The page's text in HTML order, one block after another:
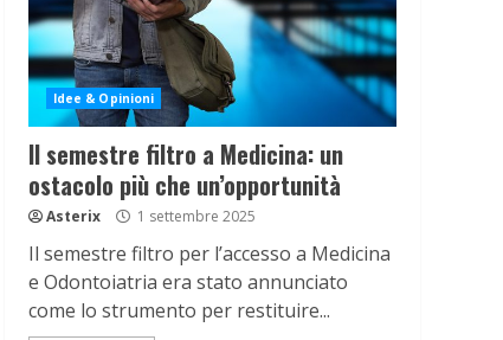
Idee & Opinioni
Il semestre filtro a Medicina: un
ostacolo più che un’opportunità
Asterix 1 settembre 2025
Il semestre filtro per l’accesso a Medicina
e Odontoiatria era stato annunciato
come lo strumento per restituire...